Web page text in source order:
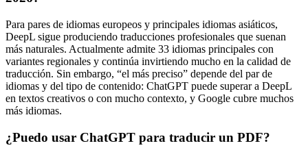
Para pares de idiomas europeos y principales idiomas asiáticos,
DeepL sigue produciendo traducciones profesionales que suenan
más naturales. Actualmente admite 33 idiomas principales con
variantes regionales y continúa invirtiendo mucho en la calidad de
traducción. Sin embargo, “el más preciso” depende del par de
idiomas y del tipo de contenido: ChatGPT puede superar a DeepL
en textos creativos o con mucho contexto, y Google cubre muchos
más idiomas.
¿Puedo usar ChatGPT para traducir un PDF?